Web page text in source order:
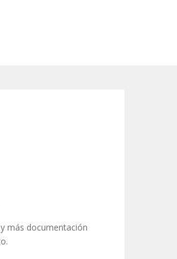
más documentación